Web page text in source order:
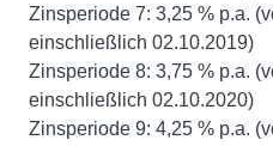
Zinsperiode 7: 3,25 % p.a.
einschließlich 02.10.2019)
Zinsperiode 8: 3,75 % p.a.
einschließlich 02.10.2020)
Zinsperiode 9: 4,25 % p.a.